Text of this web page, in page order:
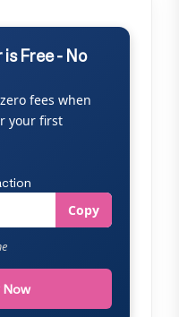
Free - No
fees when
your first
Copy
Now